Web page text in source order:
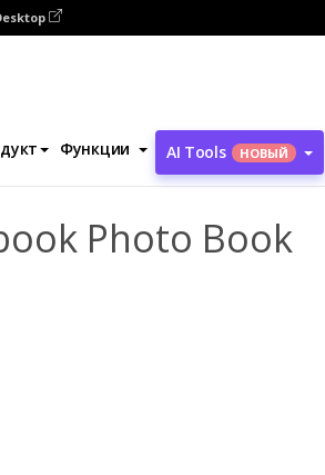
Функции AI Tools НОВЫЙ
Фотоальбомы для ежегодника
Photo Book